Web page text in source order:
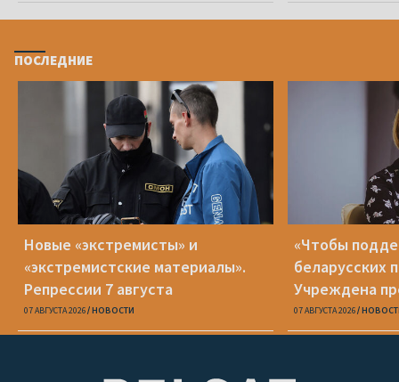
ПОСЛЕДНИЕ
Новые «экстремисты» и
«экстремистские материалы».
Репрессии 7 августа
07 АВГУСТА 2026 НОВОСТИ
«Чтобы
беларусских
Учреждена
Вежновец
07 АВГУСТА 2026